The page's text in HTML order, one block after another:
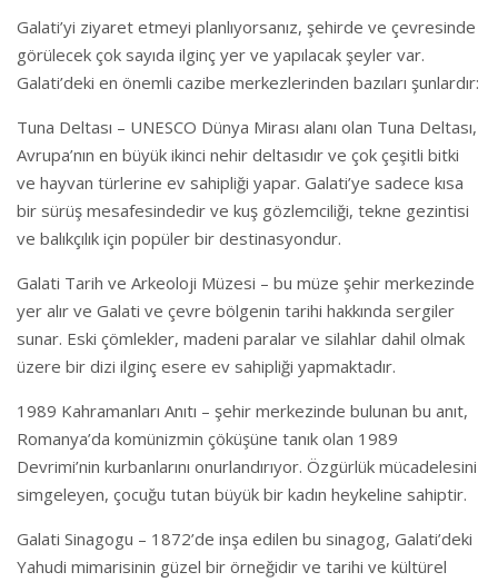
Galati’yi ziyaret etmeyi planlıyorsanız, şehirde ve çevresinde
görülecek çok sayıda ilginç yer ve yapılacak şeyler var.
Galati’deki en önemli cazibe merkezlerinden bazıları şunlardır:
Tuna Deltası – UNESCO Dünya Mirası alanı olan Tuna Deltası,
Avrupa’nın en büyük ikinci nehir deltasıdır ve çok çeşitli bitki
ve hayvan türlerine ev sahipliği yapar. Galati’ye sadece kısa
bir sürüş mesafesindedir ve kuş gözlemciliği, tekne gezintisi
ve balıkçılık için popüler bir destinasyondur.
Galati Tarih ve Arkeoloji Müzesi – bu müze şehir merkezinde
yer alır ve Galati ve çevre bölgenin tarihi hakkında sergiler
sunar. Eski çömlekler, madeni paralar ve silahlar dahil olmak
üzere bir dizi ilginç esere ev sahipliği yapmaktadır.
1989 Kahramanları Anıtı – şehir merkezinde bulunan bu anıt,
Romanya’da komünizmin çöküşüne tanık olan 1989
Devrimi’nin kurbanlarını onurlandırıyor. Özgürlük mücadelesini
simgeleyen, çocuğu tutan büyük bir kadın heykeline sahiptir.
Galati Sinagogu – 1872’de inşa edilen bu sinagog, Galati’deki
Yahudi mimarisinin güzel bir örneğidir ve tarihi ve kültürel